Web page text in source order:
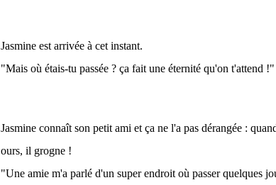
Jasmine est arrivée à cet instant.
"Mais où étais-tu passée ? ça fait une éternité qu'on t'attend !"
Jasmine connaît son petit ami et ça ne l'a pas dérangée :
ours, il grogne !
"Une amie m'a parlé d'un super endroit où passer quelques